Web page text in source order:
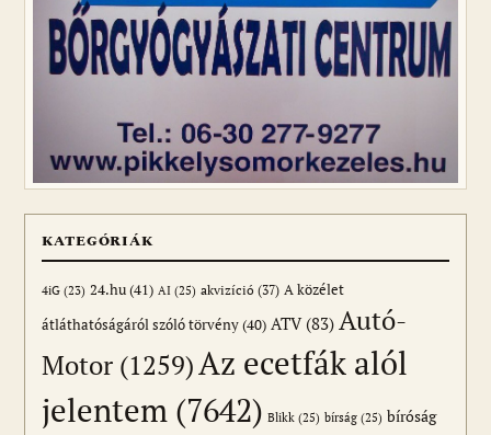
KATEGÓRIÁK
4iG (23) 24.hu(41) AI (25) akvizíció (37) A közélet
átláthatóságáról szóló törvény(40) ATV(83) Autó-
Motor (1259)Az ecetfák alól
jelentem (7642) Blikk (25) bírság (25) bíróság